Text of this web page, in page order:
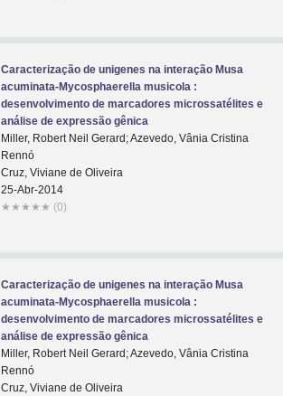
Caracterização de unigenes na interação Musa
acuminata-Mycosphaerella musicola :
desenvolvimento de marcadores microssatélites e
análise de expressão gênica
Miller, Robert Neil Gerard; Azevedo, Vânia Cristina
Rennó
Cruz, Viviane de Oliveira
25-Abr-2014
★ ★ ★ ★ ★ (0)
Caracterização de unigenes na interação Musa
acuminata-Mycosphaerella musicola :
desenvolvimento de marcadores microssatélites e
análise de expressão gênica
Miller, Robert Neil Gerard; Azevedo, Vânia Cristina
Rennó
Cruz, Viviane de Oliveira